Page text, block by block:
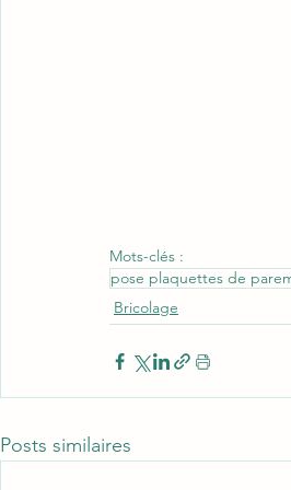
Mots-clés :
pose plaquettes de
Bricolage
Posts similaires